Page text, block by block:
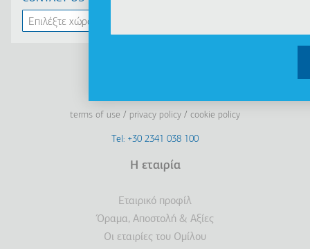
LinkedinFacebook
YoutubeInstagram
terms of use privacy policy cookie policy
Tel: +30 2341 038 100
Η εταιρία
Εταιρικό προφίλ
Όραμα, Αποστολή & Αξίες
Οι εταιρίες του Ομίλου